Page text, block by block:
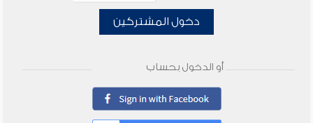
دخول المشتركين
أو الدخول بحساب